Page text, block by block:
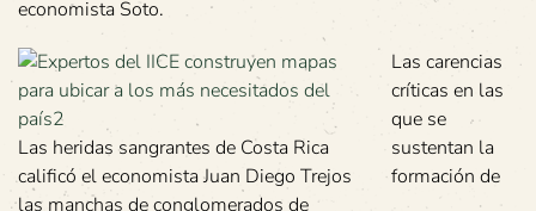
economista Soto.
Las heridas sangrantes de Costa Rica
calificó el economista Juan Diego Trejos
las manchas de conglomerados de
Las carencias
críticas en las
que se
sustentan la
formación de